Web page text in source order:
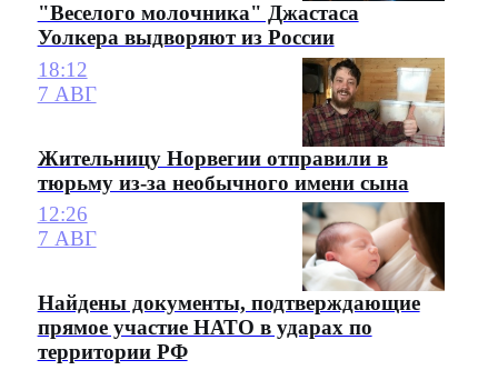
"Веселого молочника" Джастаса
Уолкера выдворяют из России
18:12
7 АВГ
Жительницу Норвегии отправили в
тюрьму из-за необычного имени сына
12:26
7 АВГ
Найдены документы, подтверждающие
прямое участие НАТО в ударах по
территории РФ